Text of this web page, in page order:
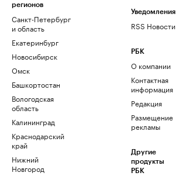
регионов
Санкт-Петербург
и область
Екатеринбург
Новосибирск
Омск
Башкортостан
Вологодская
область
Калининград
Краснодарский
край
Нижний
Новгород
Уведомления
RSS Новости
РБК
О компании
Контактная
информация
Редакция
Размещение
рекламы
Другие
продукты
РБК